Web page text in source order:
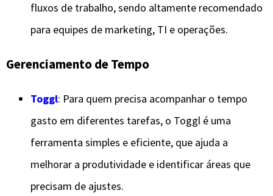
fluxos de trabalho, sendo altamente recomendado
para equipes de marketing, TI e operações.
Gerenciamento de Tempo
Toggl: Para quem precisa acompanhar o tempo
gasto em diferentes tarefas, o Toggl é uma
ferramenta simples e eficiente, que ajuda a
melhorar a produtividade e identificar áreas que
precisam de ajustes.